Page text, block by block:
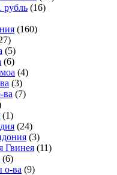
рубль (16)
(160)
(5)
(6)
(4)
(3)
ва (7)
(1)
(24)
(3)
Гвинея (11)
(6)
о-ва (9)